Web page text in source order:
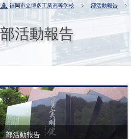
福岡市立博多工業高等学校 部活動報告
部活動報告
部活動報告